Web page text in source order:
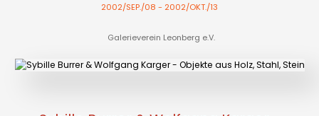
2002/SEP./08 - 2002/OKT./13
Galerieverein Leonberg e.V.